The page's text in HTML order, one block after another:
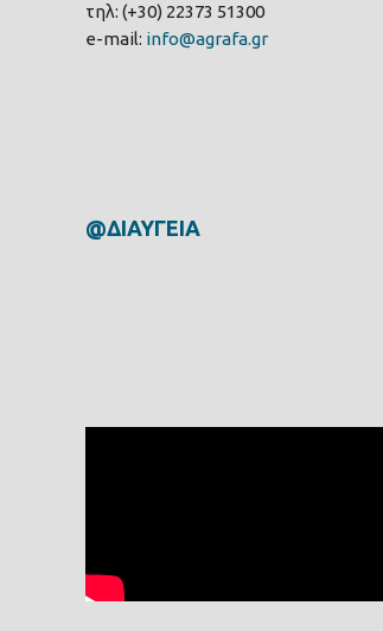
τηλ: (+30) 22373 51300
e-mail: info@agrafa.gr
@ΔΙΑΥΓΕΙΑ